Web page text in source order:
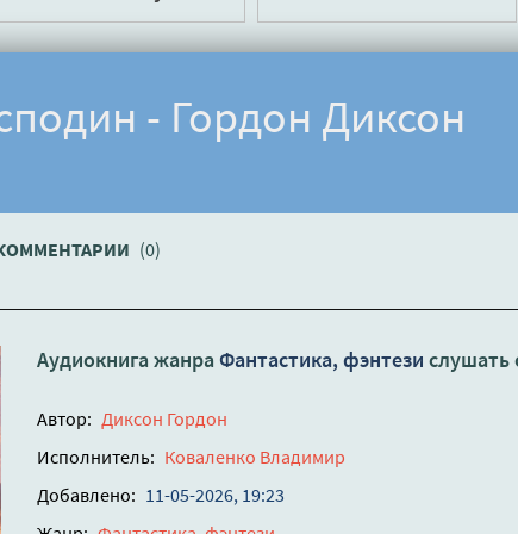
- Гордон Диксон
(0)
Аудиокнига жанра Фантастика, фэнтези слушать
Автор: Диксон Гордон
Исполнитель: Коваленко Владимир
Добавлено: 11-05-2026, 19:23